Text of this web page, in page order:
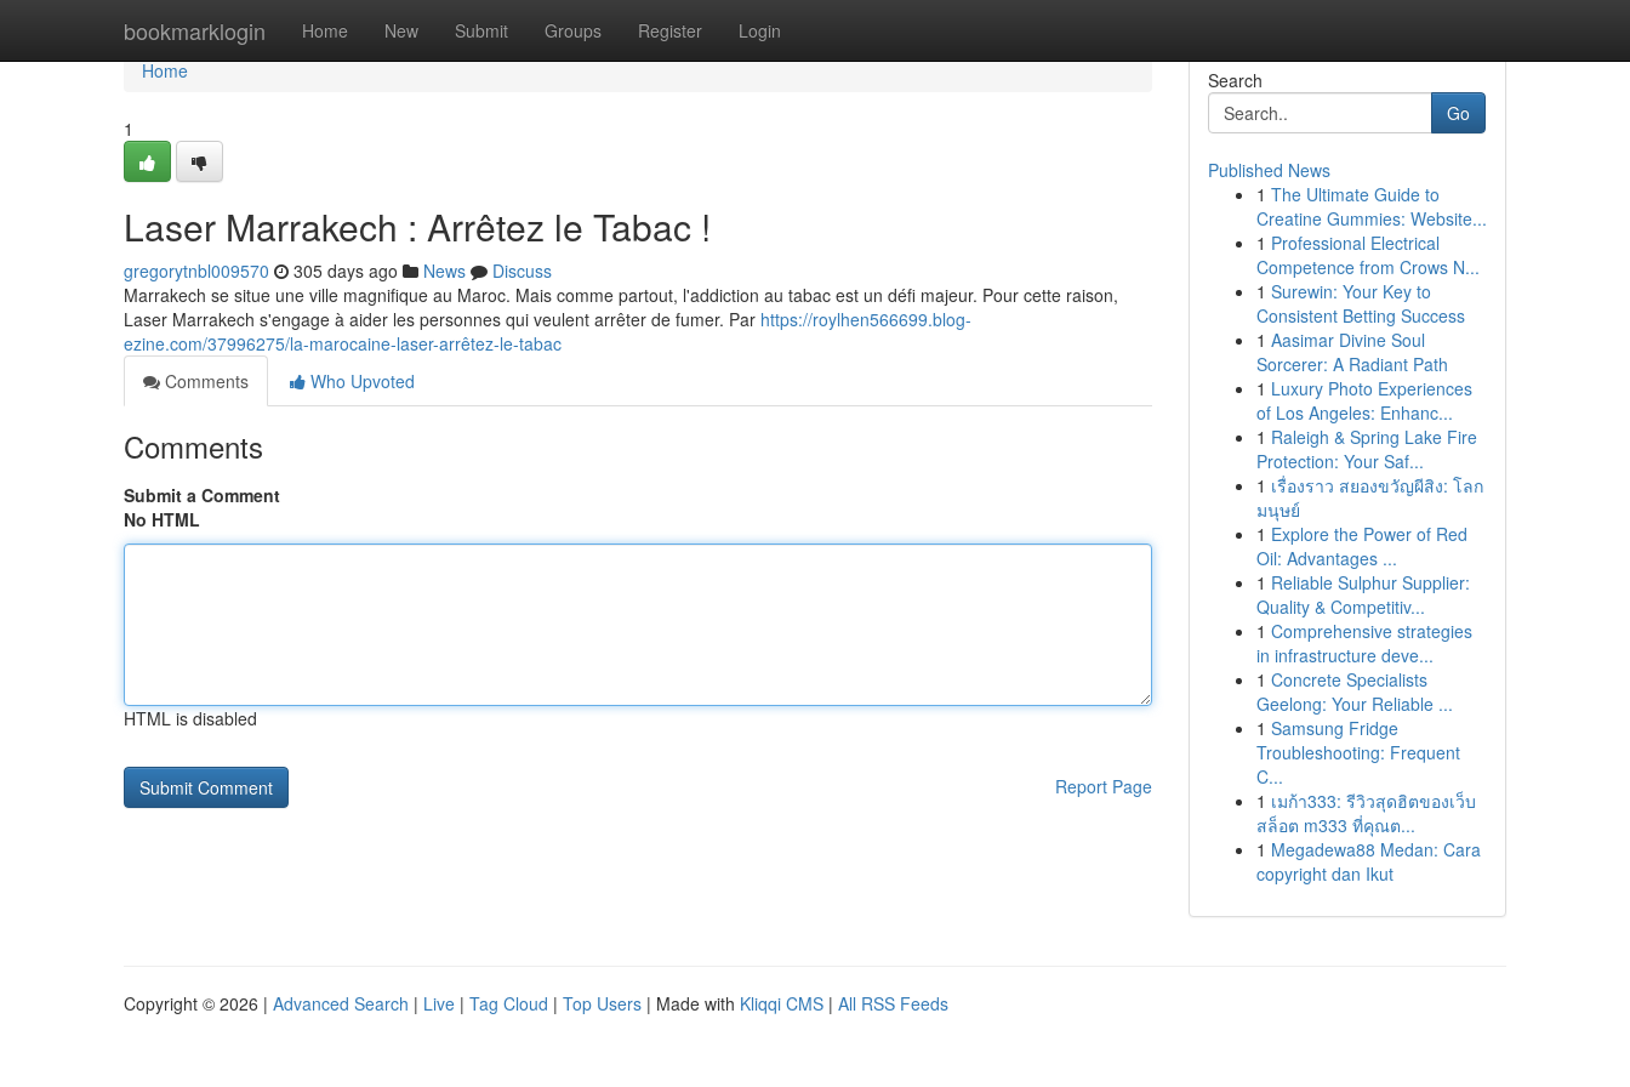
bookmarklogin Home New Submit Groups Register Login
Home
Home
1
Laser Marrakech : Arrêtez le Tabac !
gregorytnbl009570 305 days ago News
Discuss
Marrakech se situe une ville magnifique au Maroc. Mais comme partout, l'addiction au tabac est un défi majeur. Pour cette raison,
Laser Marrakech s'engage à aider les personnes qui veulent arrêter de fumer. Par https://roylhen566699.blog-
ezine.com/37996275/la-marocaine-laser-arrêtez-le-tabac
Comments
Who Upvoted
Comments
Submit a Comment
No HTML
HTML is disabled
Report Page
Search
Go
Published News
1 The Ultimate Guide to
Creatine Gummies: Website...
1 Professional Electrical
Competence from Crows N...
1 Surewin: Your Key to
Consistent Betting Success
1 Aasimar Divine Soul
Sorcerer: A Radiant Path
1 Luxury Photo Experiences
of Los Angeles: Enhanc...
1 Raleigh & Spring Lake Fire
Protection: Your Saf...
1 เรื่องราว สยองขวัญผีสิง: โลก
มนุษย์
1 Explore the Power of Red
Oil: Advantages ...
1 Reliable Sulphur Supplier:
Quality & Competitiv...
1 Comprehensive strategies
in infrastructure deve...
1 Concrete Specialists
Geelong: Your Reliable ...
1 Samsung Fridge
Troubleshooting: Frequent
C...
1 เมก้า333: รีวิวสุดฮิตของเว็บ
สล็อต m333 ที่คุณต...
1 Megadewa88 Medan: Cara
copyright dan Ikut
Copyright © 2026 | Advanced Search | Live | Tag Cloud | Top Users | Made with Kliqqi CMS | All RSS Feeds